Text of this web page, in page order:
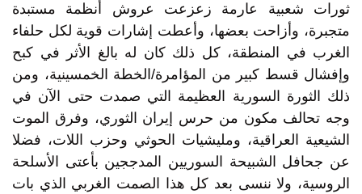
ثورات شعبية عارمة زعزعت عروش أنظمة مستبدة
متجبرة، وأزاحت بعضها، وأعطت إشارات قوية لكل حلفاء
الغرب في المنطقة، كل ذلك كان له بالغ الأثر في كبح
وإفشال قسط كبير من المؤامرة/الخطة الخمسينية، ومن
ذلك الثورة السورية العظيمة التي صمدت حتى الآن في
وجه تحالف مكون من حرس إيران الثوري، وفرق الموت
الشيعية العراقية، ومليشيات الحوثي وحزب اللات، فضلا
عن جحافل الشبيحة السوريين المدججين بأعتى الأسلحة
الروسية، ولا ننسى بعد كل هذا الصمت الغربي الذي بات